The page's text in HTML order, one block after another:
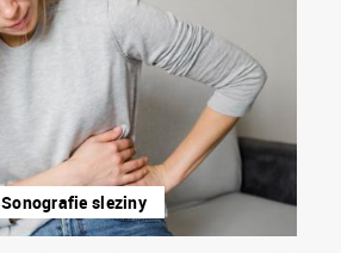
Sonografie sleziny